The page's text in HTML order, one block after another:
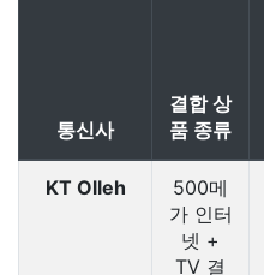
통신사
결합 상
품 종류
KT Olleh
500메
가 인터
넷 +
TV 결